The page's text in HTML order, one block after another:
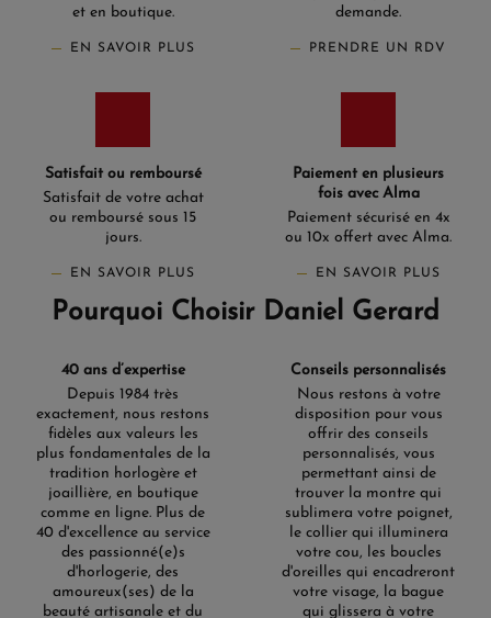
et en boutique.
EN SAVOIR PLUS
demande.
PRENDRE UN RDV
Satisfait ou remboursé
Satisfait de votre achat
ou remboursé sous 15
jours.
EN SAVOIR PLUS
Paiement en plusieurs
fois avec Alma
Paiement sécurisé en 4x
ou 10x offert avec Alma.
EN SAVOIR PLUS
Pourquoi Choisir Daniel Gerard
40 ans d’expertise
Depuis 1984 très
exactement, nous restons
fidèles aux valeurs les
plus fondamentales de la
tradition horlogère et
joaillière, en boutique
comme en ligne. Plus de
40 d'excellence au service
des passionné(e)s
d'horlogerie, des
amoureux(ses) de la
beauté artisanale et du
Conseils personnalisés
Nous restons à votre
disposition pour vous
offrir des conseils
personnalisés, vous
permettant ainsi de
trouver la montre qui
sublimera votre poignet,
le collier qui illuminera
votre cou, les boucles
d'oreilles qui encadreront
votre visage, la bague
qui glissera à votre